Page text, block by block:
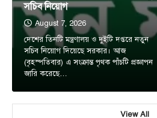
সচিব নিয়োগ
August 7, 2026
দেশের তিনটি মন্ত্রণালয় ও দুইটি দপ্তরে নতুন
সচিব নিয়োগ দিয়েছে সরকার। আজ
(বৃহস্পতিবার) এ সংক্রান্ত পৃথক পাঁচটি প্রজ্ঞাপন
জারি করেছে…
View All